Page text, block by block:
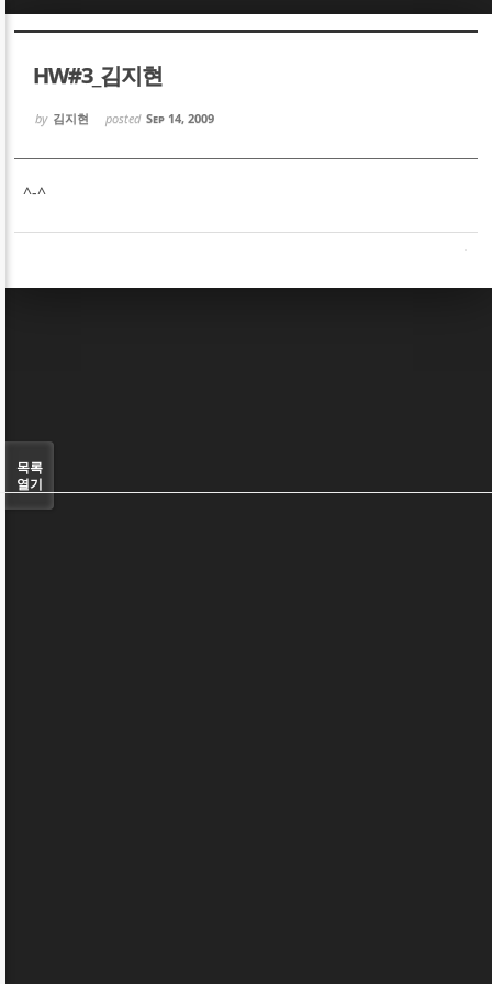
HW#3_김지현
by 김지현 posted Sep 14, 2009
^-^
목록
열기
Sketchbook5, 스케치북5
Sketchbook5, 스케치북5
Sketchbook5, 스케치북5
Sketchbook5, 스케치북5